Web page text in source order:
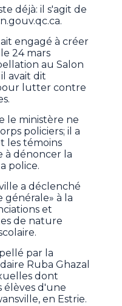
déjà: il s'agit de
engagé à créer
24 mars
au Salon
avait dit
lutter contre
le ministère ne
policiers; il a
les témoins
à dénoncer la
police.
a déclenché
à la
et
de nature
par la
Ruba Ghazal
dont
élèves d'une
en Estrie.